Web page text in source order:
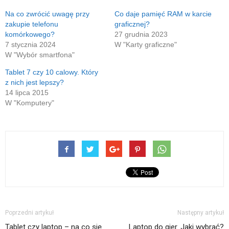
w
nowym
Na co zwrócić uwagę przy
zakupie telefonu
komórkowego?
7 stycznia 2024
W "Wybór smartfona"
Co daje pamięć RAM w karcie
graficznej?
27 grudnia 2023
W "Karty graficzne"
Tablet 7 czy 10 calowy. Który
z nich jest lepszy?
14 lipca 2015
W "Komputery"
Poprzedni artykuł
Tablet czy laptop – na co się
Następny artykuł
Laptop do gier. Jaki wybrać?